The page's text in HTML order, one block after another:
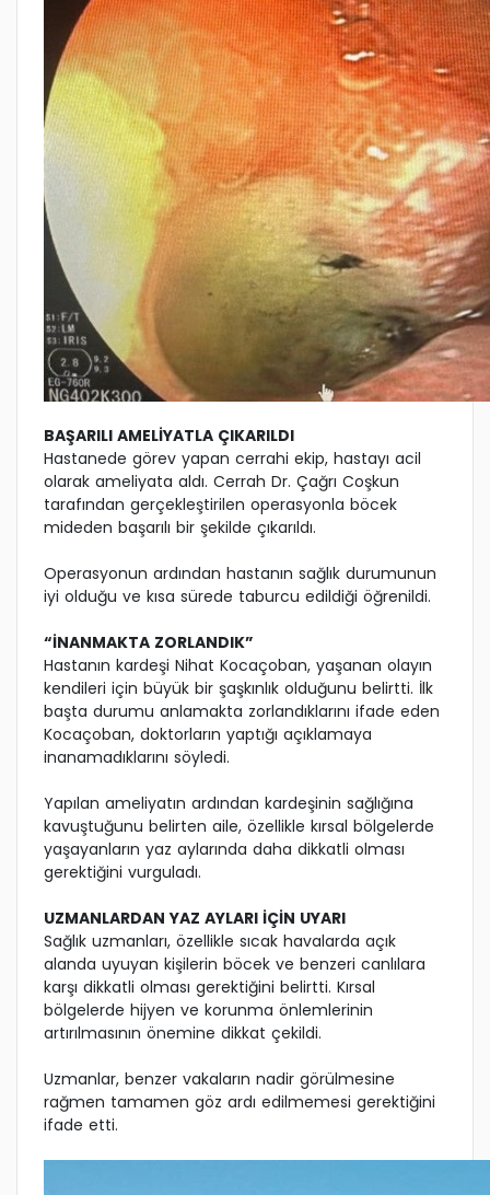
BAŞARILI AMELİYATLA ÇIKARILDI
Hastanede görev yapan cerrahi ekip, hastayı acil
olarak ameliyata aldı. Cerrah Dr. Çağrı Coşkun
tarafından gerçekleştirilen operasyonla böcek
mideden başarılı bir şekilde çıkarıldı.
Operasyonun ardından hastanın sağlık durumunun
iyi olduğu ve kısa sürede taburcu edildiği öğrenildi.
“İNANMAKTA ZORLANDIK”
Hastanın kardeşi Nihat Kocaçoban, yaşanan olayın
kendileri için büyük bir şaşkınlık olduğunu belirtti. İlk
başta durumu anlamakta zorlandıklarını ifade eden
Kocaçoban, doktorların yaptığı açıklamaya
inanamadıklarını söyledi.
Yapılan ameliyatın ardından kardeşinin sağlığına
kavuştuğunu belirten aile, özellikle kırsal bölgelerde
yaşayanların yaz aylarında daha dikkatli olması
gerektiğini vurguladı.
UZMANLARDAN YAZ AYLARI İÇİN UYARI
Sağlık uzmanları, özellikle sıcak havalarda açık
alanda uyuyan kişilerin böcek ve benzeri canlılara
karşı dikkatli olması gerektiğini belirtti. Kırsal
bölgelerde hijyen ve korunma önlemlerinin
artırılmasının önemine dikkat çekildi.
Uzmanlar, benzer vakaların nadir görülmesine
rağmen tamamen göz ardı edilmemesi gerektiğini
ifade etti.